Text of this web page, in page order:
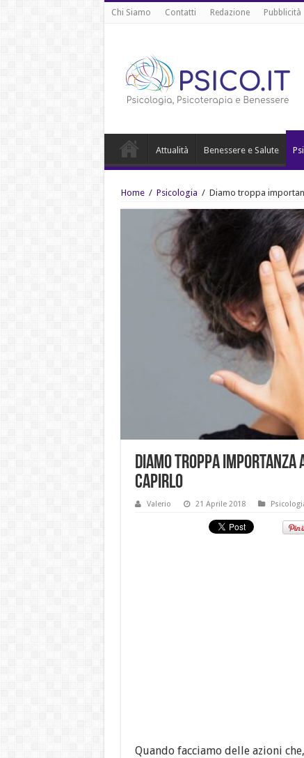
Chi Siamo Contatti Redazione Pubblicità
Attualità Benessere e Salute
Home / Psicologia / Diamo troppa
Diamo troppa importanza
capirlo
Valerio 21 Aprile 2018
Quando facciamo delle azioni